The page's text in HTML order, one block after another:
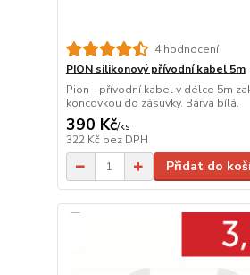
4 hodnocení
PION silikonový přívodní kabel 5m
Pion - přívodní kabel v délce 5m
koncovkou do zásuvky. Barva bílá.
390 Kč/ks
322 Kč bez DPH
Přidat do